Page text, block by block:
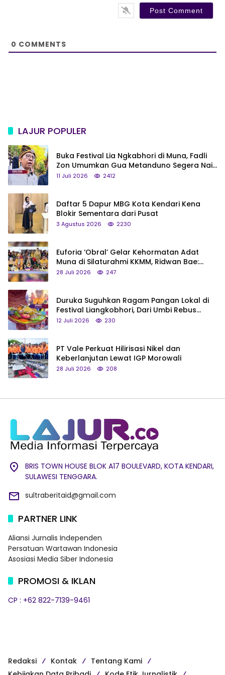
0 COMMENTS
LAJUR POPULER
Buka Festival Lia Ngkabhori di Muna, Fadli
Zon Umumkan Gua Metanduno Segera Naik
Status Jadi Cagar Budaya Nasional
11 Juli 2026 2412
Daftar 5 Dapur MBG Kota Kendari Kena
Blokir Sementara dari Pusat
3 Agustus 2026 2230
Euforia ‘Obral’ Gelar Kehormatan Adat
Muna di Silaturahmi KKMM, Ridwan Bae:
Saya Bukan Tipe Begitu, Belum Pantas!
28 Juli 2026 247
Duruka Suguhkan Ragam Pangan Lokal di
Festival Liangkobhori, Dari Umbi Rebus
hingga Tumpeng Beras Muna
12 Juli 2026 230
PT Vale Perkuat Hilirisasi Nikel dan
Keberlanjutan Lewat IGP Morowali
28 Juli 2026 208
BRIS TOWN HOUSE BLOK A17 BOULEVARD, KOTA KENDARI,
SULAWESI TENGGARA.
sultraberitaid@gmail.com
PARTNER LINK
Aliansi Jurnalis Independen
Persatuan Wartawan Indonesia
Asosiasi Media Siber Indonesia
PROMOSI & IKLAN
CP : +62 822-7139-9461
Redaksi Kontak
Tentang Kami